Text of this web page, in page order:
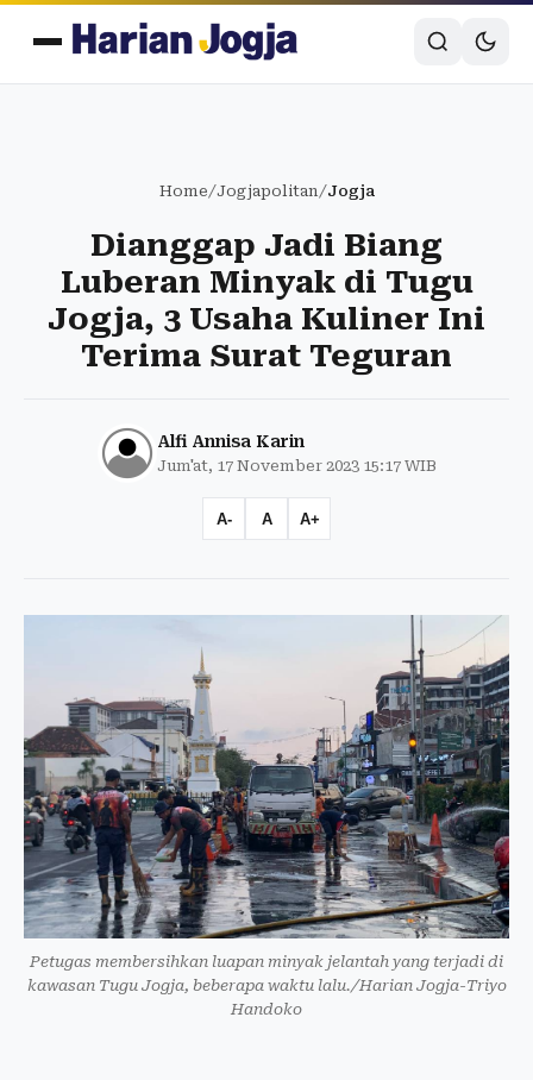
Home/Jogjapolitan/Jogja
Dianggap Jadi Biang
Luberan Minyak di Tugu
Jogja, 3 Usaha Kuliner Ini
Terima Surat Teguran
Alfi Annisa Karin
Jum'at, 17 November 2023 15:17 WIB
A- A A+
Petugas membersihkan luapan minyak jelantah yang terjadi di
kawasan Tugu Jogja, beberapa waktu lalu./Harian Jogja-Triyo
Handoko